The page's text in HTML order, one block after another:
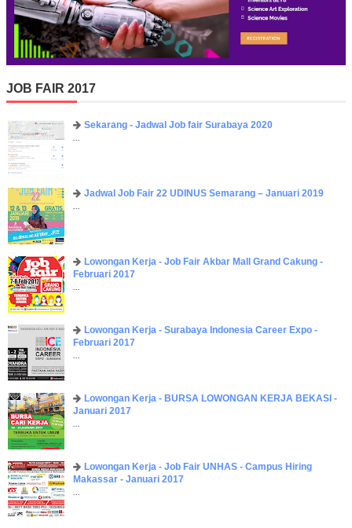
JOB FAIR 2017
Sekarang - Jadwal Job fair Surabaya 2020
Jadwal Job Fair 22 UDINUS Semarang – Januari 2019
Lowongan Kerja - Job Fair ​Akbar ​Mall Grand Cakung -
Februari 2017
Lowongan Kerja - Surabaya Indonesia Career Expo -
Februari 2017
Lowongan Kerja - BURSA LOWONGAN KERJA BEKASI -
Januari 2017
Lowongan Kerja - Job Fair UNHAS - Campus Hiring
Makassar - Januari 2017